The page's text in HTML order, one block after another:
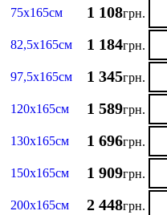
75х165см 1 108грн.
82,5х165см 1 184грн.
97,5х165см 1 345грн.
120х165см 1 589грн.
130х165см 1 696грн.
150х165см 1 909грн.
200х165см 2 448грн.